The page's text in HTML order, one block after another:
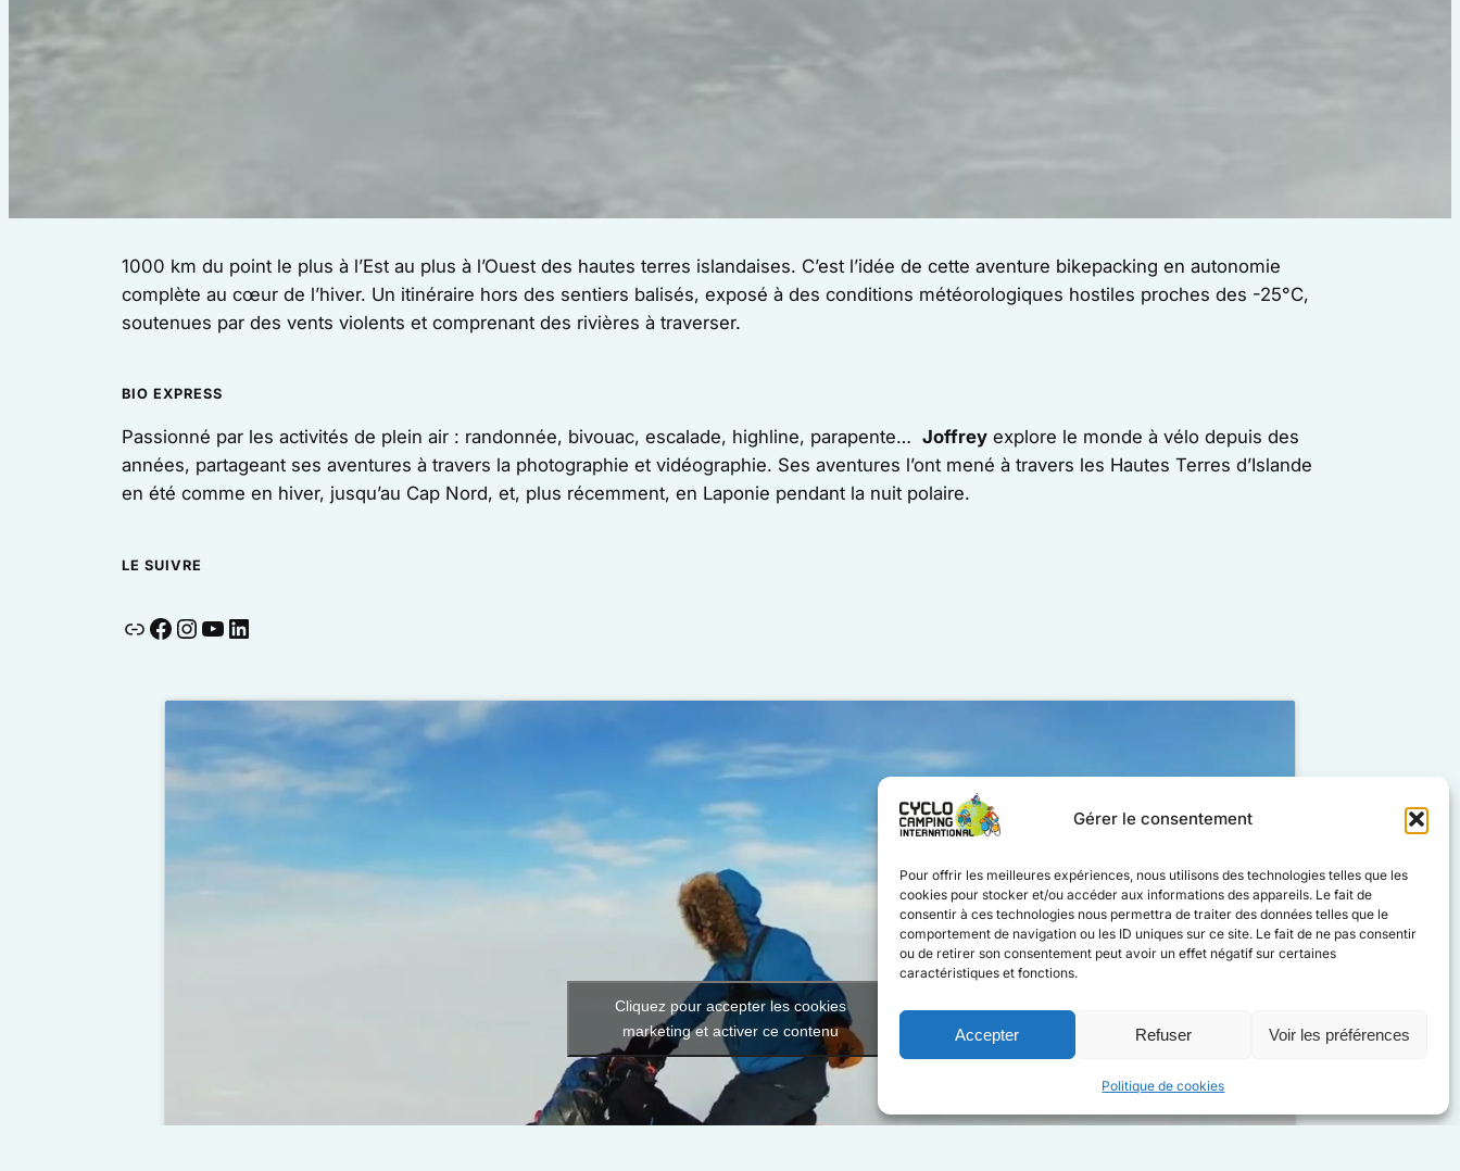
Gérer le consentement
Pour offrir les meilleures expériences, nous utilisons des technologies telles que les
cookies pour stocker et/ou accéder aux informations des appareils. Le fait de
consentir à ces technologies nous permettra de traiter des données telles que le
comportement de navigation ou les ID uniques sur ce site. Le fait de ne pas consentir
ou de retirer son consentement peut avoir un effet négatif sur certaines
caractéristiques et fonctions.
Accepter Refuser Voir les préférences
Politique de cookies
1000 km du point le plus à l’Est au plus à l’Ouest des hautes terres islandaises. C’est l’idée de cette aventure bikepacking en autonomie
complète au cœur de l’hiver. Un itinéraire hors des sentiers balisés, exposé à des conditions météorologiques hostiles proches des -25°C,
soutenues par des vents violents et comprenant des rivières à traverser.
BIO EXPRESS
Passionné par les activités de plein air : randonnée, bivouac, escalade, highline, parapente… Joffrey explore le monde à vélo depuis des
années, partageant ses aventures à travers la photographie et vidéographie. Ses aventures l’ont mené à travers les Hautes Terres d’Islande
en été comme en hiver, jusqu’au Cap Nord, et, plus récemment, en Laponie pendant la nuit polaire.
LE SUIVRE
LienFacebook
Instagram
YouTube
LinkedIn
Cliquez pour accepter les cookies
marketing et activer ce contenu